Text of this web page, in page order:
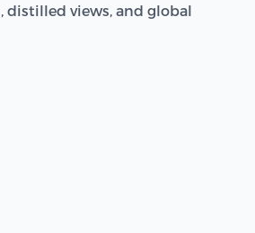
distilled views, and global